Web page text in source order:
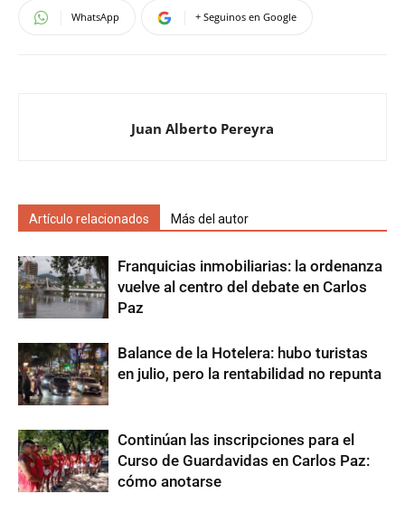
WhatsApp + Seguinos en Google
Juan Alberto Pereyra
Artículo relacionados Más del autor
Franquicias inmobiliarias: la ordenanza
vuelve al centro del debate en Carlos
Paz
Balance de la Hotelera: hubo turistas
en julio, pero la rentabilidad no repunta
Continúan las inscripciones para el
Curso de Guardavidas en Carlos Paz:
cómo anotarse